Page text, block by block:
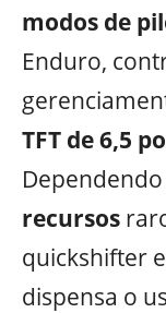
modos de
Enduro,
TFT de 6,5
recursos
quickshifter
dispensa o